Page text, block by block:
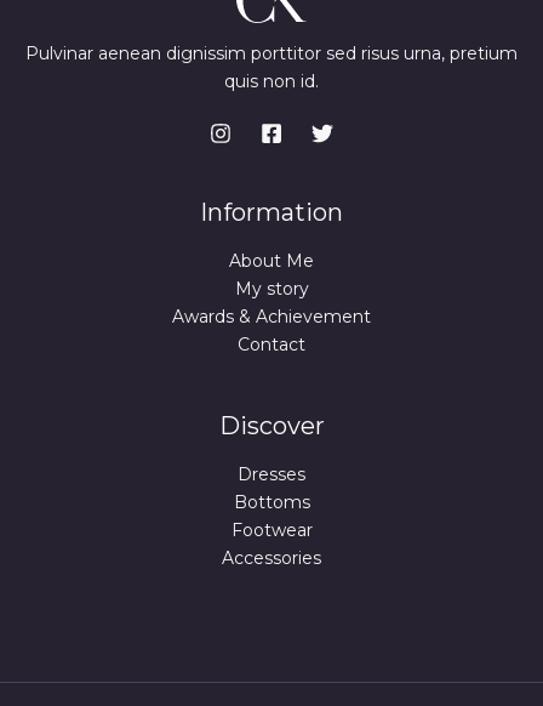
Pulvinar aenean dignissim porttitor sed risus urna, pretium
quis non id.
Information
About Me
My story
Awards & Achievement
Contact
Discover
Dresses
Bottoms
Footwear
Accessories